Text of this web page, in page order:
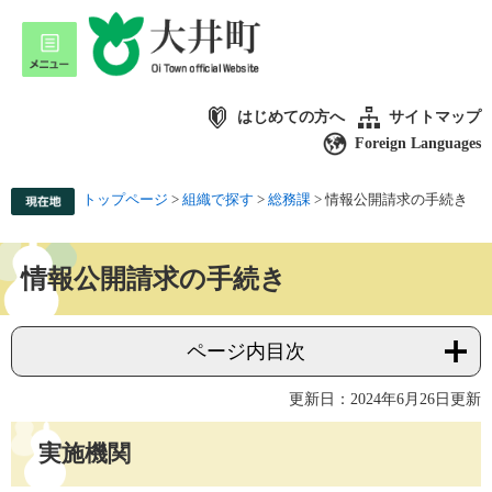
はじめての方へ
サイトマップ
Foreign Languages
トップページ > 組織で探す > 総務課 >情報公開請求の手続き
情報公開請求の手続き
ページ内目次
更新日：2024年6月26日更新
実施機関